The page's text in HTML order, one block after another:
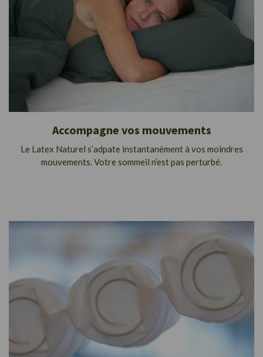
Accompagne vos mouvements
Le Latex Naturel s’adpate instantanément à vos moindres
mouvements. Votre sommeil n’est pas perturbé.